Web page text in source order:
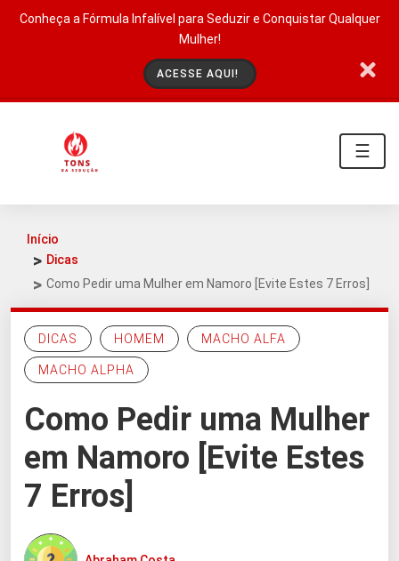
Conheça a Fórmula Infalível para Seduzir e Conquistar Qualquer
Mulher!
ACESSE AQUI!
☰
Início
Dicas
Como Pedir uma Mulher em Namoro [Evite Estes 7 Erros]
DICAS HOMEM MACHO ALFA
MACHO ALPHA
Como Pedir uma Mulher
em Namoro [Evite Estes
7 Erros]